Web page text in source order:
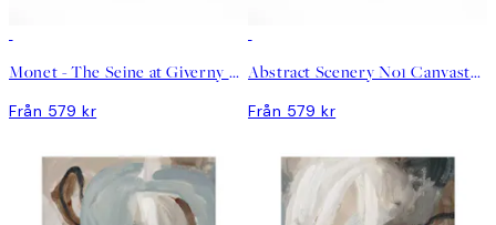
Monet - The Seine at Giverny Canvastavla
Från 579 kr
Abstract Scenery No1 Canvastavla
Från 579 kr